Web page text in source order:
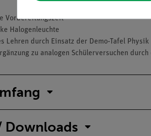
Vorbereitungszeit
Halogenleuchte
Lehren durch Einsatz der Demo-Tafel Physik
zu analogen Schülerversuchen
Downloads